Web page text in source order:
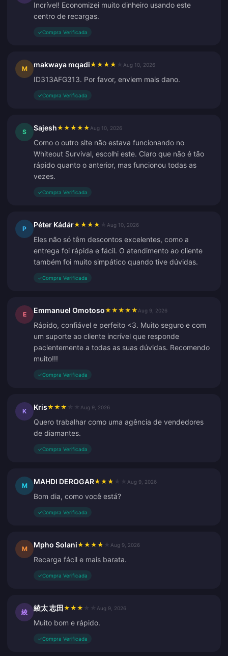
Incrível! Economizei muito dinheiro usando este
centro de recargas.
✓Compra Verificada
M makwaya mqadi★ ★ ★ ★ Aug 10, 2026
ID313AFG313. Por favor, enviem mais dano.
✓Compra Verificada
S Sajesh★ ★ ★ ★ ★ Aug 10, 2026
Como o outro site não estava funcionando no
Whiteout Survival, escolhi este. Claro que não é tão
rápido quanto o anterior, mas funcionou todas as
vezes.
✓Compra Verificada
P Péter Kádár★ ★ ★ ★ Aug 10, 2026
Eles não só têm descontos excelentes, como a
entrega foi rápida e fácil. O atendimento ao cliente
também foi muito simpático quando tive dúvidas.
✓Compra Verificada
E Emmanuel Omotoso★ ★ ★ ★ ★ Aug 9, 2026
Rápido, confiável e perfeito <3. Muito seguro e com
um suporte ao cliente incrível que responde
pacientemente a todas as suas dúvidas. Recomendo
muito!!!
✓Compra Verificada
K Kris★ ★ ★ Aug 9, 2026
Quero trabalhar como uma agência de vendedores
de diamantes.
✓Compra Verificada
M MAHDI DEROGAR★ ★ ★ Aug 9, 2026
Bom dia, como você está?
✓Compra Verificada
M Mpho Solani★ ★ ★ ★ Aug 9, 2026
Recarga fácil e mais barata.
✓Compra Verificada
綾 綾太 志田★ ★ ★ Aug 9, 2026
Muito bom e rápido.
✓Compra Verificada